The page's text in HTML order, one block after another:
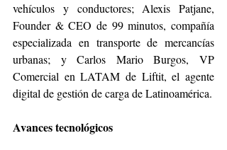
vehículos y conductores; Alexis Patjane,
Founder & CEO de 99 minutos, compañía
especializada en transporte de mercancías
urbanas; y Carlos Mario Burgos, VP
Comercial en LATAM de Liftit, el agente
digital de gestión de carga de Latinoamérica.
Avances tecnológicos